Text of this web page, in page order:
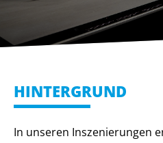
HINTERGRUND
In unseren Inszenierungen